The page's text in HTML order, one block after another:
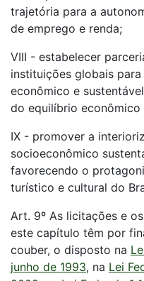
trajetória para a
de emprego e renda;
VIII - estabelecer
instituições globais
econômico e
do equilíbrio
IX - promover a
socioeconômico
favorecendo o
turístico e cultural do
Art. 9º As licitações e
este capítulo têm por
couber, o disposto na
junho de 1993, na Lei